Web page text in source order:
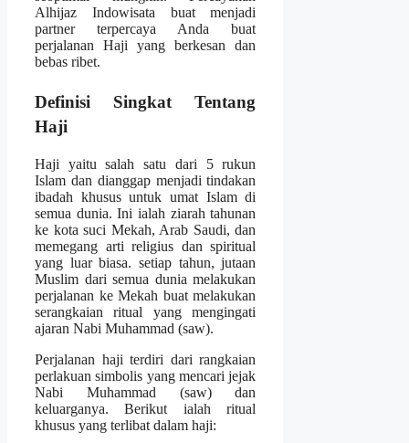
Alhijaz Indowisata buat menjadi
partner terpercaya Anda buat
perjalanan Haji yang berkesan dan
bebas ribet.
Definisi Singkat Tentang
Haji
Haji yaitu salah satu dari 5 rukun
Islam dan dianggap menjadi tindakan
ibadah khusus untuk umat Islam di
semua dunia. Ini ialah ziarah tahunan
ke kota suci Mekah, Arab Saudi, dan
memegang arti religius dan spiritual
yang luar biasa. setiap tahun, jutaan
Muslim dari semua dunia melakukan
perjalanan ke Mekah buat melakukan
serangkaian ritual yang mengingati
ajaran Nabi Muhammad (saw).
Perjalanan haji terdiri dari rangkaian
perlakuan simbolis yang mencari jejak
Nabi Muhammad (saw) dan
keluarganya. Berikut ialah ritual
khusus yang terlibat dalam haji: